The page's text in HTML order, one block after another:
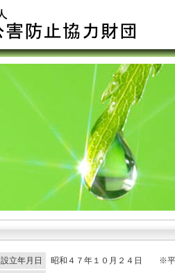
設立年月日 昭和４７年１０月２４日 ※平